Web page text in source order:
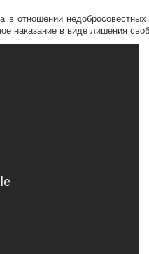
отношении
наказание в виде лишения